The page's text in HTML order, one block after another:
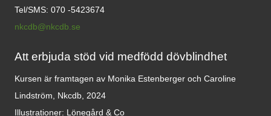
Tel/SMS: 070 -5423674
nkcdb@nkcdb.se
Att erbjuda stöd vid medfödd dövblindhet
Kursen är framtagen av Monika Estenberger och Caroline
Lindström, Nkcdb, 2024
Illustrationer: Lönegård & Co